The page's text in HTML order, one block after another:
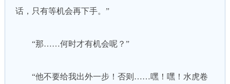
话，只有等机会再下手。”
“那……何时才有机会呢？”
“他不要给我出外一步！否则……嘿！嘿！水虎卷